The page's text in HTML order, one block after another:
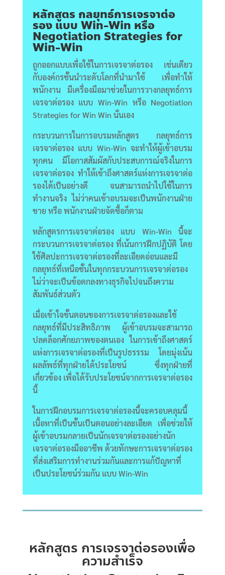
หลักสูตร กลยุทธ์การเจรจาต่อ
รอง แบบ Win-Win หรือ
Negotiation Strategies for
Win-Win
ถูกออกแบบเพื่อใช้ในการเจรจาต่อรอง เช่นเดียว
กับองค์กรชั้นนำระดับโลกที่นำมาใช้ เพื่อทำให้
พนักงาน มีเครื่องมือมาช่วยในการวางกลยุทธ์การ
เจรจาต่อรอง แบบ Win-Win หรือ Negotiation
Strategies for Win Win นั่นเอง
กระบวนการในการอบรมหลักสูตร กลยุทธ์การ
เจรจาต่อรอง แบบ Win-Win จะทำให้ผู้เข้าอบรม
ทุกคน มีโอกาสสัมผัสกับประสบการณ์จริงในการ
เจรจาต่อรอง ทำให้เข้าถึงศาสตร์แห่งการเจรจาต่อ
รองได้เป็นอย่างดี จนสามารถนำไปใช้ในการ
ทำงานจริง ไม่ว่าคนเข้าอบรมจะเป็นพนักงานฝ่าย
ขาย หรือ พนักงานฝ่ายจัดซื้อก็ตาม
หลักสูตรการเจรจาต่อรอง แบบ Win-Win นี้จะ
กระบวนการเจรจาต่อรอง ที่เน้นการฝึกปฏิบัติ โดย
ใช้ศิลปะการเจรจาต่อรองที่ละเอียดอ่อนและมี
กลยุทธ์ที่เหนือชั้นในทุกกระบวนการเจรจาต่อรอง
ไม่ว่าจะเป็นข้อตกลงทางธุรกิจไปจนถึงความ
สัมพันธ์ส่วนตัว
เมื่อเข้าใจขั้นตอนของการเจรจาต่อรองและใช้
กลยุทธ์ที่มีประสิทธิภาพ ผู้เข้าอบรมจะสามารถ
ปลดล็อกศักยภาพของตนเอง ในการเข้าถึงศาสตร์
แห่งการเจรจาต่อรองที่เป็นรูปธรรรม โดยมุ่งเน้น
ผลลัพธ์ที่ทุกฝ่ายได้ประโยชน์ ซึ่งทุกฝ่ายที่
เกี่ยวข้อง เพื่อได้รับประโยชน์จากการเจรจาต่อรอง
นี้
ในการฝึกอบรมการเจรจาต่อรองนี้จะครอบคลุมนี้
เนื้อหาที่เป็นขั้นเป็นตอนอย่างละเอียด เพื่อช่วยให้
ผู้เข้าอบรมกลายเป็นนักเจรจาต่อรองอย่างนัก
เจรจาต่อรองมืออาชีพ ด้วยทักษะการเจรจาต่อรอง
ที่ส่งเสริมการทำงานร่วมกันและการแก้ปัญหาที่
เป็นประโยชน์ร่วมกัน แบบ Win-Win
หลักสูตร การเจรจาต่อรองเพื่อ
ความสำเร็จ